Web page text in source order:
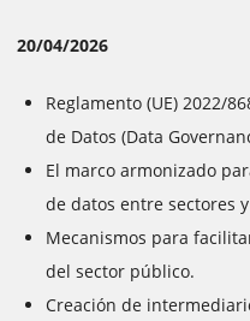
20/04/2026
Reglamento (UE) 2022/
de Datos (Data
El marco armonizado
de datos entre sectores
Mecanismos para
del sector público.
Creación de